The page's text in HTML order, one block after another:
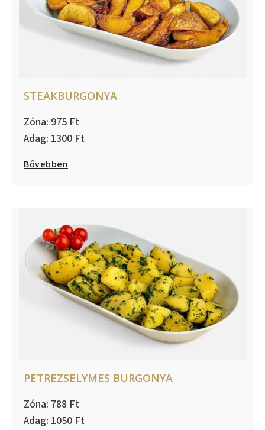
STEAKBURGONYA
975
1300
Bővebben
PETREZSELYMES BURGONYA
788
1050